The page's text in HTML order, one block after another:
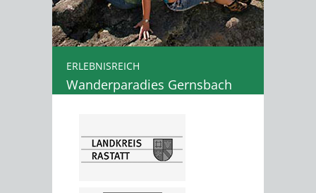
ERLEBNISREICH
Wanderparadies Gernsbach